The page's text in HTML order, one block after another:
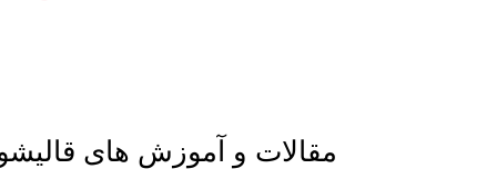
مقالات و آموزش های